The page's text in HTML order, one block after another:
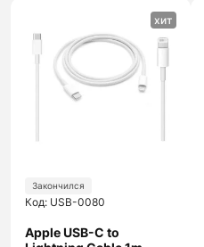
хит
Закончился
Код: USB-0080
Apple USB-C to